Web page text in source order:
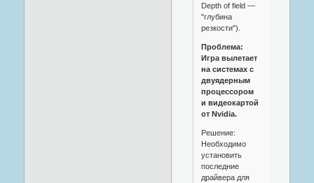
Depth of field —
"глубина
резкости").
Проблема:
Игра вылетает
на системах с
двуядерным
процессором
и видеокартой
от Nvidia.
Решение:
Необходимо
установить
последние
драйвера для